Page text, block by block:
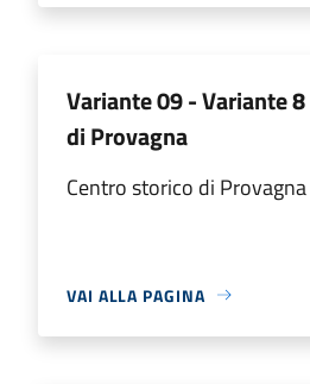
Variante 09 - Variante
di Provagna
Centro storico di Provagna
VAI ALLA PAGINA